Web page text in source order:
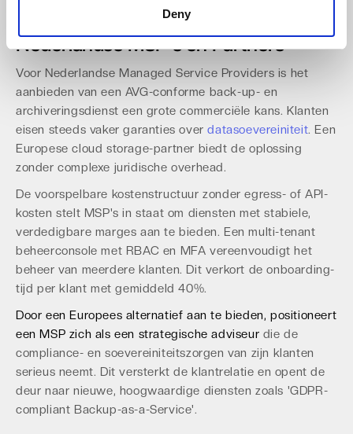
Deny
Het Strategische Voordeel voor
Nederlandse MSP's en Partners
Voor Nederlandse Managed Service Providers is het
aanbieden van een AVG-conforme back-up- en
archiveringsdienst een grote commerciële kans. Klanten
eisen steeds vaker garanties overdatasoevereiniteit. Een
Europese cloud storage-partner biedt de oplossing
zonder complexe juridische overhead.
De voorspelbare kostenstructuur zonder egress- of API-
kosten stelt MSP's in staat om diensten met stabiele,
verdedigbare marges aan te bieden. Een multi-tenant
beheerconsole met RBAC en MFA vereenvoudigt het
beheer van meerdere klanten. Dit verkort de onboarding-
tijd per klant met gemiddeld 40%.
Door een Europees alternatief aan te bieden, positioneert
een MSP zich als een strategische adviseur die de
compliance- en soevereiniteitszorgen van zijn klanten
serieus neemt. Dit versterkt de klantrelatie en opent de
deur naar nieuwe, hoogwaardige diensten zoals 'GDPR-
compliant Backup-as-a-Service'.